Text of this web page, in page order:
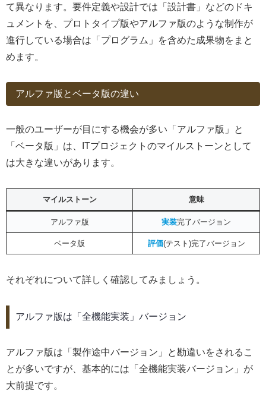
て異なります。要件定義や設計では「設計書」などのドキ
ュメントを、プロトタイプ版やアルファ版のような制作が
進行している場合は「プログラム」を含めた成果物をまと
めます。
アルファ版とベータ版の違い
一般のユーザーが目にする機会が多い「アルファ版」と
「ベータ版」は、ITプロジェクトのマイルストーンとして
は大きな違いがあります。
マイルストーン 意味
アルファ版 実装完了バージョン
ベータ版 評価(テスト)完了バージョン
それぞれについて詳しく確認してみましょう。
アルファ版は「全機能実装」バージョン
アルファ版は「製作途中バージョン」と勘違いをされるこ
とが多いですが、基本的には「全機能実装バージョン」が
大前提です。